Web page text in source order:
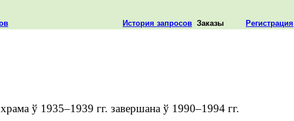
История запросов Заказы Регистрация
ў 1935–1939 гг. завершана ў 1990–1994 гг.